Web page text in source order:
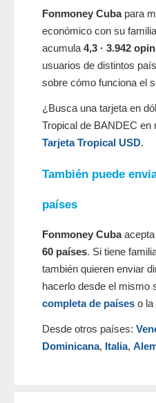
Fonmoney Cubapara
económico con su
acumula 4,3 · 3.942
usuarios de distintos
sobre cómo funciona el
¿Busca una tarjeta en
Tropical de BANDEC en
Tarjeta Tropical USD.
También puede
países
Fonmoney Cubaacepta
60 países. Si tiene
también quieren enviar
hacerlo desde el mismo
completa de países o la
Desde otros países:
Dominicana, Italia,